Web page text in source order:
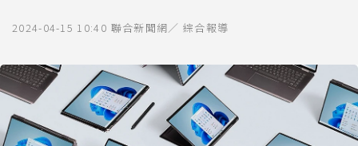
2024-04-15 10:40 聯合新聞網／ 綜合報導